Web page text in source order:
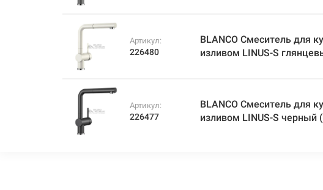
Артикул:
226480
BLANCO Смеситель для
изливом LINUS-S
Артикул:
226477
BLANCO Смеситель для
изливом LINUS-S черный